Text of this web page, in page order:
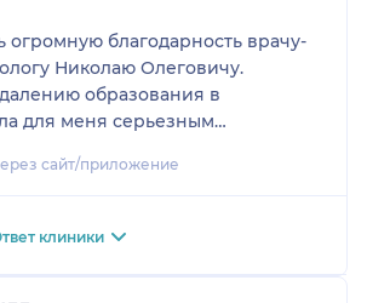
огромную благодарность врачу-
Николаю Олеговичу.
образования в
для меня серьезным
комфортный и
поражает профессиональный
сайт/приложение
клиники